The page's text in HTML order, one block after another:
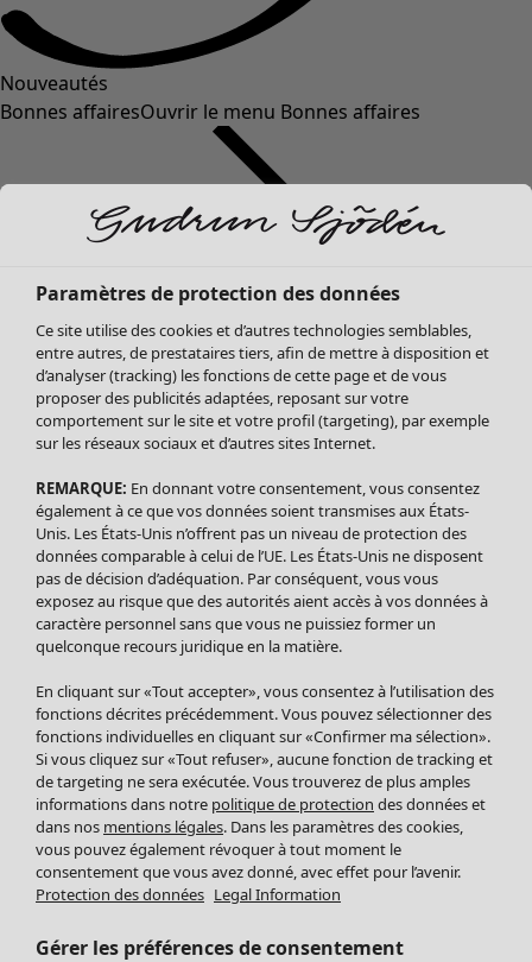
Nouveautés
Bonnes affairesOuvrir le menu Bonnes affaires
Soldes Vêtements
Tous les vêtements
Robes
Tuniques
Blouses
Tops
Gilets
Pantalon
Jupes
Leggings et collants
Accessoires
Chaussures
Vêtements de bain
Basics
Soldes Mobilier
Bonnes affaires déco
Décoration
Textiles
Tapis
Éponge
Paramètres de protection des données
Ce site utilise des cookies et d’autres technologies semblables,
entre autres, de prestataires tiers, afin de mettre à disposition et
d’analyser (tracking) les fonctions de cette page et de vous
proposer des publicités adaptées, reposant sur votre
comportement sur le site et votre profil (targeting), par exemple
sur les réseaux sociaux et d’autres sites Internet.
REMARQUE: En donnant votre consentement, vous consentez
également à ce que vos données soient transmises aux États-
Unis. Les États-Unis n’offrent pas un niveau de protection des
données comparable à celui de l’UE. Les États-Unis ne disposent
pas de décision d’adéquation. Par conséquent, vous vous
exposez au risque que des autorités aient accès à vos données à
caractère personnel sans que vous ne puissiez former un
quelconque recours juridique en la matière.
En cliquant sur «Tout accepter», vous consentez à l’utilisation des
fonctions décrites précédemment. Vous pouvez sélectionner des
fonctions individuelles en cliquant sur «Confirmer ma sélection».
Si vous cliquez sur «Tout refuser», aucune fonction de tracking et
de targeting ne sera exécutée. Vous trouverez de plus amples
informations dans notre politique de protection des données et
dans nos mentions légales. Dans les paramètres des cookies,
vous pouvez également révoquer à tout moment le
consentement que vous avez donné, avec effet pour l’avenir.
Protection des données Legal Information
Gérer les préférences de consentement